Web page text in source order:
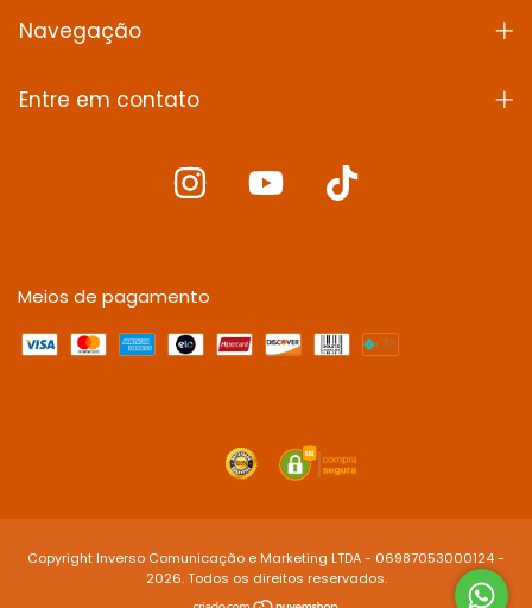
Navegação
Entre em contato
Meios de pagamento
Copyright Inverso Comunicação e Marketing LTDA - 06987053000124 -
2026. Todos os direitos reservados.